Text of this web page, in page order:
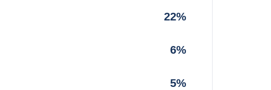
22%
6%
5%